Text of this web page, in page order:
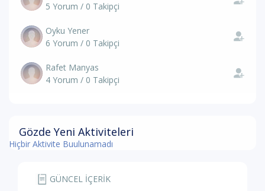
5 Yorum / 0 Takipçi
Oyku Yener
6 Yorum / 0 Takipçi
Rafet Manyas
4 Yorum / 0 Takipçi
Gözde Yeni Aktiviteleri
Hiçbir Aktivite Buulunamadı
GÜNCEL İÇERİK